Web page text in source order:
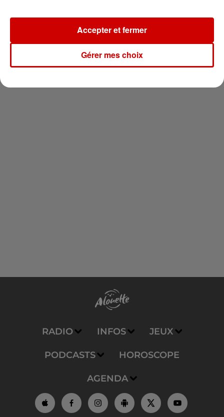
Newsletter
RADIO INFOS JEUX
PODCASTS HOROSCOPE
AGENDA
Gérer mes choix
Accepter et fermer